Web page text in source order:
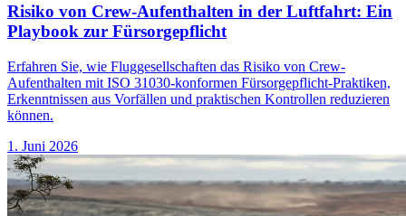
Risiko von Crew-Aufenthalten in der Luftfahrt: Ein
Playbook zur Fürsorgepflicht
Erfahren Sie, wie Fluggesellschaften das Risiko von Crew-
Aufenthalten mit ISO 31030-konformen Fürsorgepflicht-Praktiken,
Erkenntnissen aus Vorfällen und praktischen Kontrollen reduzieren
können.
1. Juni 2026